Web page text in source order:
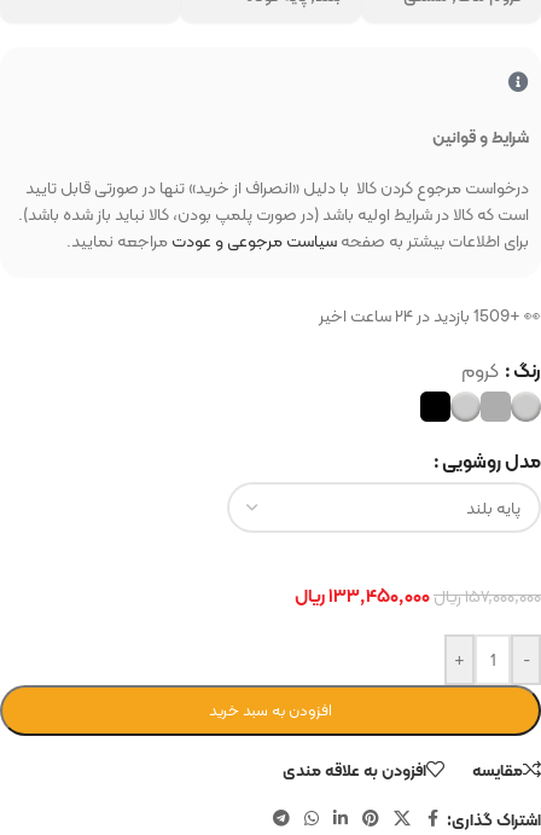
شرایط و قوانین
درخواست مرجوع کردن کالا با دلیل «انصراف از خرید» تنها در صورتی قابل تایید
است که کالا در شرایط اولیه باشد (در صورت پلمپ بودن، کالا نباید باز شده باشد).
برای اطلاعات بیشتر به صفحهسیاست مرجوعی و عودتمراجعه نمایید.
👀 +1509 بازدید در ۲۴ ساعت اخیر
رنگ کروم
مدل روشویی
۱۵۷,۰۰۰,۰۰۰ریال۱۳۳,۴۵۰,۰۰۰ریال
-
+
افزودن به سبد خرید
مقایسه
افزودن به علاقه مندی
اشتراک گذاری: